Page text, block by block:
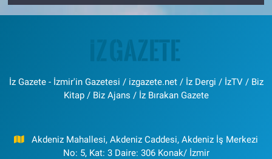
İz Gazete - İzmir'in Gazetesi / izgazete.net / İz Dergi / İzTV / Biz
Kitap / Biz Ajans / İz Bırakan Gazete
Akdeniz Mahallesi, Akdeniz Caddesi, Akdeniz İş Merkezi
No: 5, Kat: 3 Daire: 306 Konak/ İzmir